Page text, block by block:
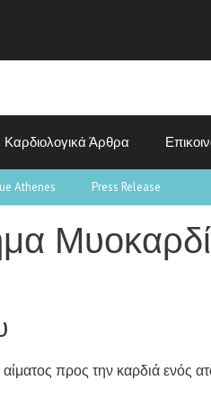
Καρδιολογικά Άρθρα
Athenes Press Release
προς την καρδιά ενός